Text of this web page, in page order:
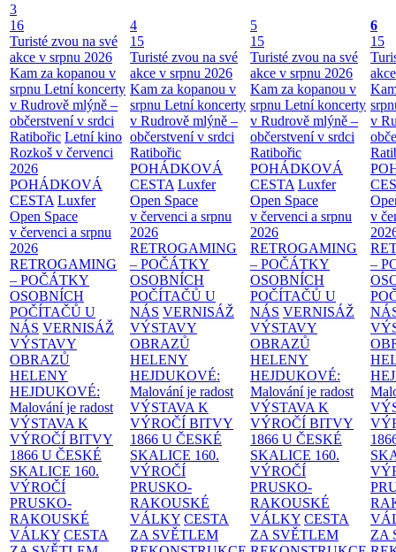
3
16
Turisté zvou na své
akce v srpnu 2026
Kam za kopanou v
srpnu Letní koncerty
v Rudrově mlýně –
občerstvení v srdci
Ratibořic Letní kino
Rozkoš v červenci
2026
POHÁDKOVÁ
CESTA Luxfer
Open Space
v červenci a srpnu
2026
RETROGAMING
– POČÁTKY
OSOBNÍCH
POČÍTAČŮ U
NÁS VERNISÁŽ
VÝSTAVY
OBRAZŮ
HELENY
HEJDUKOVÉ:
Malování je radost
VÝSTAVA K
VÝROČÍ BITVY
1866 U ČESKÉ
SKALICE 160.
VÝROČÍ
PRUSKO-
RAKOUSKÉ
VÁLKY CESTA
4
15
Turisté zvou na své
akce v srpnu 2026
Kam za kopanou v
srpnu Letní koncerty
v Rudrově mlýně –
občerstvení v srdci
Ratibořic
POHÁDKOVÁ
CESTA Luxfer
Open Space
v červenci a srpnu
2026
RETROGAMING
– POČÁTKY
OSOBNÍCH
POČÍTAČŮ U
NÁS VERNISÁŽ
VÝSTAVY
OBRAZŮ
HELENY
HEJDUKOVÉ:
Malování je radost
VÝSTAVA K
VÝROČÍ BITVY
1866 U ČESKÉ
SKALICE 160.
VÝROČÍ
PRUSKO-
RAKOUSKÉ
VÁLKY CESTA
ZA SVĚTLEM
5
15
Turisté zvou na své
akce v srpnu 2026
Kam za kopanou v
srpnu Letní koncerty
v Rudrově mlýně –
občerstvení v srdci
Ratibořic
POHÁDKOVÁ
CESTA Luxfer
Open Space
v červenci a srpnu
2026
RETROGAMING
– POČÁTKY
OSOBNÍCH
POČÍTAČŮ U
NÁS VERNISÁŽ
VÝSTAVY
OBRAZŮ
HELENY
HEJDUKOVÉ:
Malování je radost
VÝSTAVA K
VÝROČÍ BITVY
1866 U ČESKÉ
SKALICE 160.
VÝROČÍ
PRUSKO-
RAKOUSKÉ
VÁLKY CESTA
ZA SVĚTLEM
6
15
v
v
–
ZA